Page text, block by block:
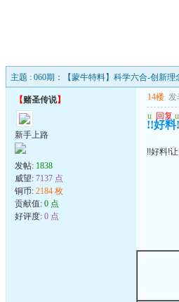
主题 : 060期：【蒙牛特料】科学六合-创新理
【赌圣传说】
新手上路
发帖: 1838
威望: 7137 点
铜币: 2184 枚
贡献值: 0 点
好评度: 0 点
14楼 发
u 回复 u
!!好料
!!好料!